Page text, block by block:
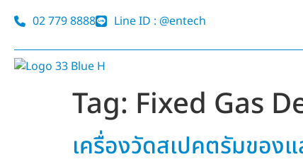
02 779 8888 Line ID : @entech
Tag: Fixed Gas
เครื่องวัดสเปคตรัมขอ